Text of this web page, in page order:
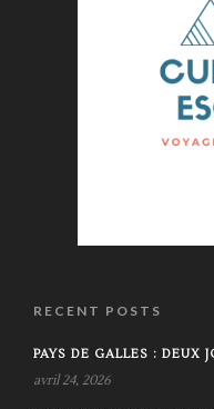
RECENT POSTS
PAYS DE GALLES : DEUX
avril 24, 2026